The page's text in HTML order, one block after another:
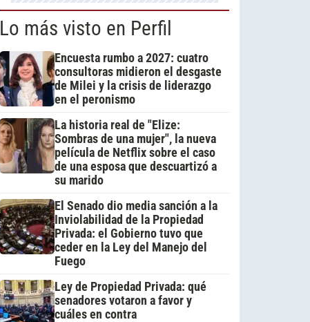
Lo más visto en Perfil
Encuesta rumbo a 2027: cuatro
consultoras midieron el desgaste
de Milei y la crisis de liderazgo
en el peronismo
La historia real de "Elize:
Sombras de una mujer", la nueva
película de Netflix sobre el caso
de una esposa que descuartizó a
su marido
El Senado dio media sanción a la
Inviolabilidad de la Propiedad
Privada: el Gobierno tuvo que
ceder en la Ley del Manejo del
Fuego
Ley de Propiedad Privada: qué
senadores votaron a favor y
cuáles en contra